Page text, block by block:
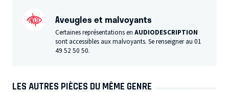
Aveugles et malvoyants
Certaines représentations enAUDIODESCRIPTION
sont accessibles aux malvoyants. Se renseigner au 01
49 52 50 50.
LES AUTRES PIÈCES DU MÊME GENRE